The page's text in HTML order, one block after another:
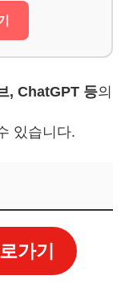
, ChatGPT 등의
있습니다.
가기